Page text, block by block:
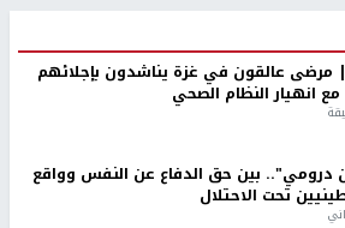
مرضى عالقون في غزة يناشدون بإجلائهم
مع انهيار النظام الصحي
درومي".. بين حق الدفاع عن النفس وواقع
تحت الاحتلال